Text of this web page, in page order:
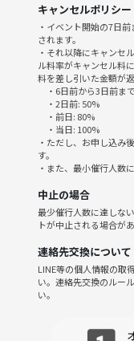
どうしていけばいいのか
どうしていきたいのか？
そんな思いから抜け出し
一歩踏み出せるキッカケ
トラウマがあったり性格
そんなことはありません。
これら全部の悩みは自
いろいろお話したり、
アドバイスではなく自
れ自分の想いに気付いて
キャンセルポリシー
・イベント開始の7日
されます。
・それ以降にキャンセ
ル料率がキャンセル料
料を差し引いた金額が返
・6日前から3日前ま
・2日前: 50%
・前日: 80%
・当日: 100%
・ただし、お申し込み
す。
・また、最小催行人数
中止の場合
最少催行人数に達しな
トが中止される場合が
連絡先交換について
LINE等の個人情報の取
い。連絡先交換のルー
い。